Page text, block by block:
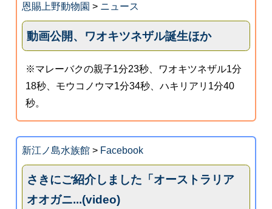
恩賜上野動物園 > ニュース
動画公開、ワオキツネザル誕生ほか
※マレーバクの親子1分23秒、ワオキツネザル1分
18秒、モウコノウマ1分34秒、ハキリアリ1分40
秒。
新江ノ島水族館> Facebook
さきにご紹介しました「オーストラリア
オオガニ...(video)